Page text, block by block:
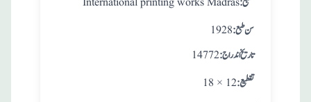
1928 : سن طبع
14772: تاريخ اندراج
18 × 12 :تقطيع